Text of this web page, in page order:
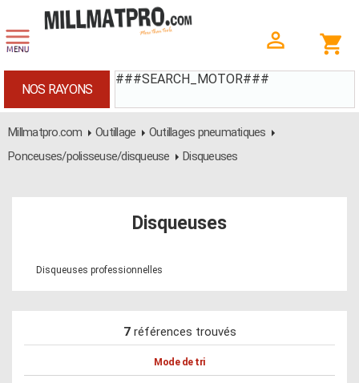
###SEARCH_MOTOR###
NOS RAYONS
Millmatpro.com Outillage
Outillages pneumatiques
Ponceuses/polisseuse/disqueuse
Disqueuses
Disqueuses
Disqueuses professionnelles
7références trouvés
Mode de tri